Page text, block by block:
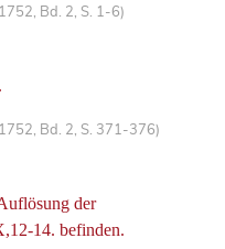
Bd. 2, S. 1-6)
Bd. 2, S. 371-376)
der
14. befinden.